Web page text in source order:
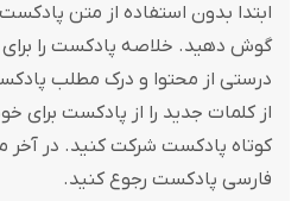
گوش دهید. خلاصه پادکست را برای
درستی از محتوا و درک مطلب
از کلمات جدید را از پادکست برای
کوتاه پادکست شرکت کنید. در آخر
فارسی پادکست رجوع کنید.